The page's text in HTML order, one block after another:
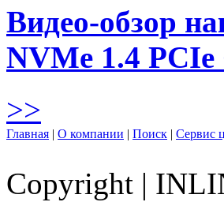
Видео-обзор
NVMe 1.4 PCIe
>>
Главная | О компании | Поиск | Сервис
Copyright |